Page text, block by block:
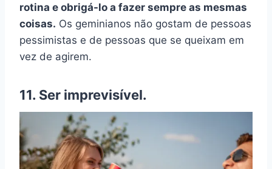
rotina e obrigá-lo a fazer sempre as mesmas
coisas. Os geminianos não gostam de pessoas
pessimistas e de pessoas que se queixam em
vez de agirem.
11. Ser imprevisível.